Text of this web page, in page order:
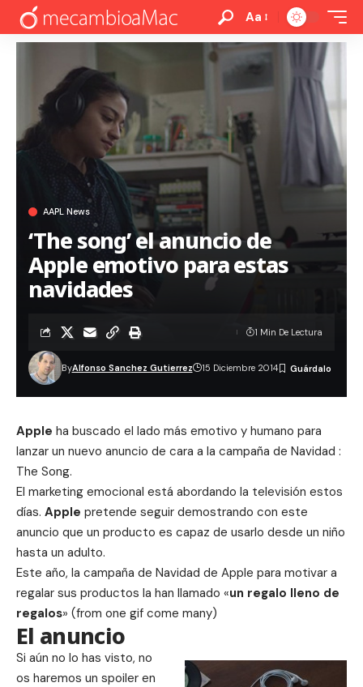
Aa
AAPL News
‘The song’ el anuncio de
Apple emotivo para estas
navidades
ByAlfonso Sanchez Gutierrez 15 Diciembre 2014
1 Min De Lectura
Apple ha buscado el lado más emotivo y humano para
lanzar un nuevo anuncio de cara a la campaña de Navidad :
The Song.
El marketing emocional está abordando la televisión estos
días. Apple pretende seguir demostrando con este
anuncio que un producto es capaz de usarlo desde un niño
hasta un adulto.
Este año, la campaña de Navidad de Apple para motivar a
regalar sus productos la han llamado «un regalo lleno de
regalos» (from one gif come many)
El anuncio
Si aún no lo has visto, no
os haremos un spoiler en